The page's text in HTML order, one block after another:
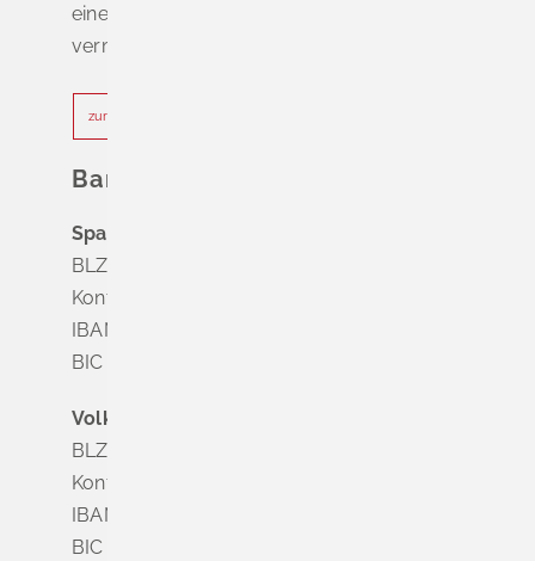
einen Termin, um Wartezeiten zu
vermeiden.
zur Terminvereinbarung
Bankverbindung
Sparkasse Markgräflerland Müllheim
BLZ 683 518 65
Konto Nr. 8 028 524
IBAN DE63 6835 1865 0008 0285 24
BIC SOLADES1MGL
Volksbank Dreiländereck
BLZ 683 900 00
Konto Nr. 3 500 004
IBAN DE56 6839 0000 0003 5000 04
BIC VOLODE66